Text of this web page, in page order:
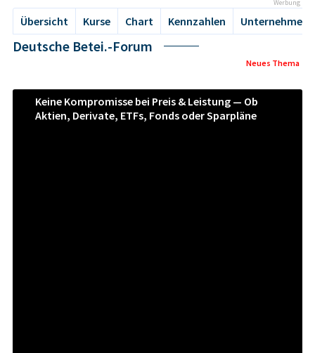
Werbung
Übersicht Kurse Chart Kennzahlen Unternehmen
Deutsche Betei.-Forum
Neues Thema
Keine Kompromisse bei Preis & Leistung — Ob
Aktien, Derivate, ETFs, Fonds oder Sparpläne